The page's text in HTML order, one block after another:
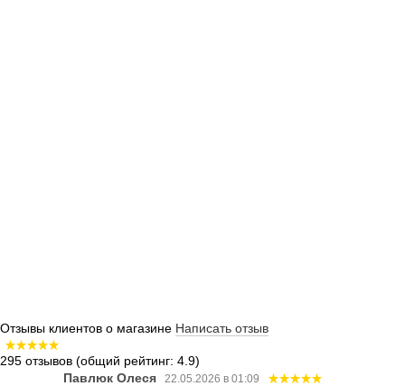
Отзывы клиентов о магазине Написать отзыв
295 отзывов (общий рейтинг: 4.9)
Павлюк Олеся
22.05.2026 в 01:09